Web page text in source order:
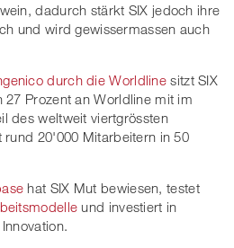
dadurch stärkt SIX jedoch ihre
und wird gewissermassen auch
durch die Worldline sitzt SIX
Prozent an Worldline mit im
des weltweit viertgrössten
rund 20'000 Mitarbeitern in 50
hat SIX Mut bewiesen, testet
und investiert in